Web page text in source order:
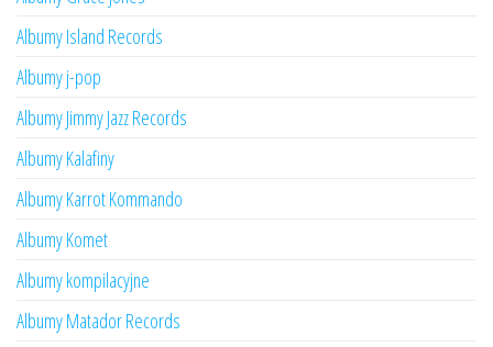
Albumy Island Records
Albumy j-pop
Albumy Jimmy Jazz Records
Albumy Kalafiny
Albumy Karrot Kommando
Albumy Komet
Albumy kompilacyjne
Albumy Matador Records